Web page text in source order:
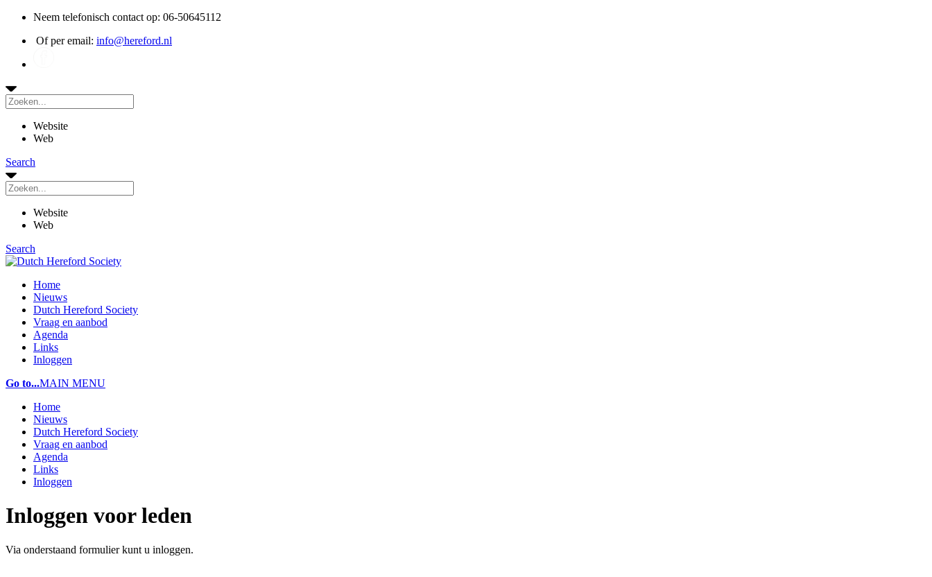
Neem telefonisch contact op: 06-50645112
Of per email: info@hereford.nl
Website
Web
Search
Website
Web
Search
Home
Nieuws
Dutch Hereford Society
Vraag en aanbod
Agenda
Links
Inloggen
Go to...MAIN MENU
Home
Nieuws
Dutch Hereford Society
Vraag en aanbod
Agenda
Links
Inloggen
Inloggen voor leden
Via onderstaand formulier kunt u inloggen.